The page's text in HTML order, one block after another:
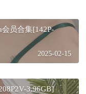
员合集[142P-
2025-02-15
3.96GB]